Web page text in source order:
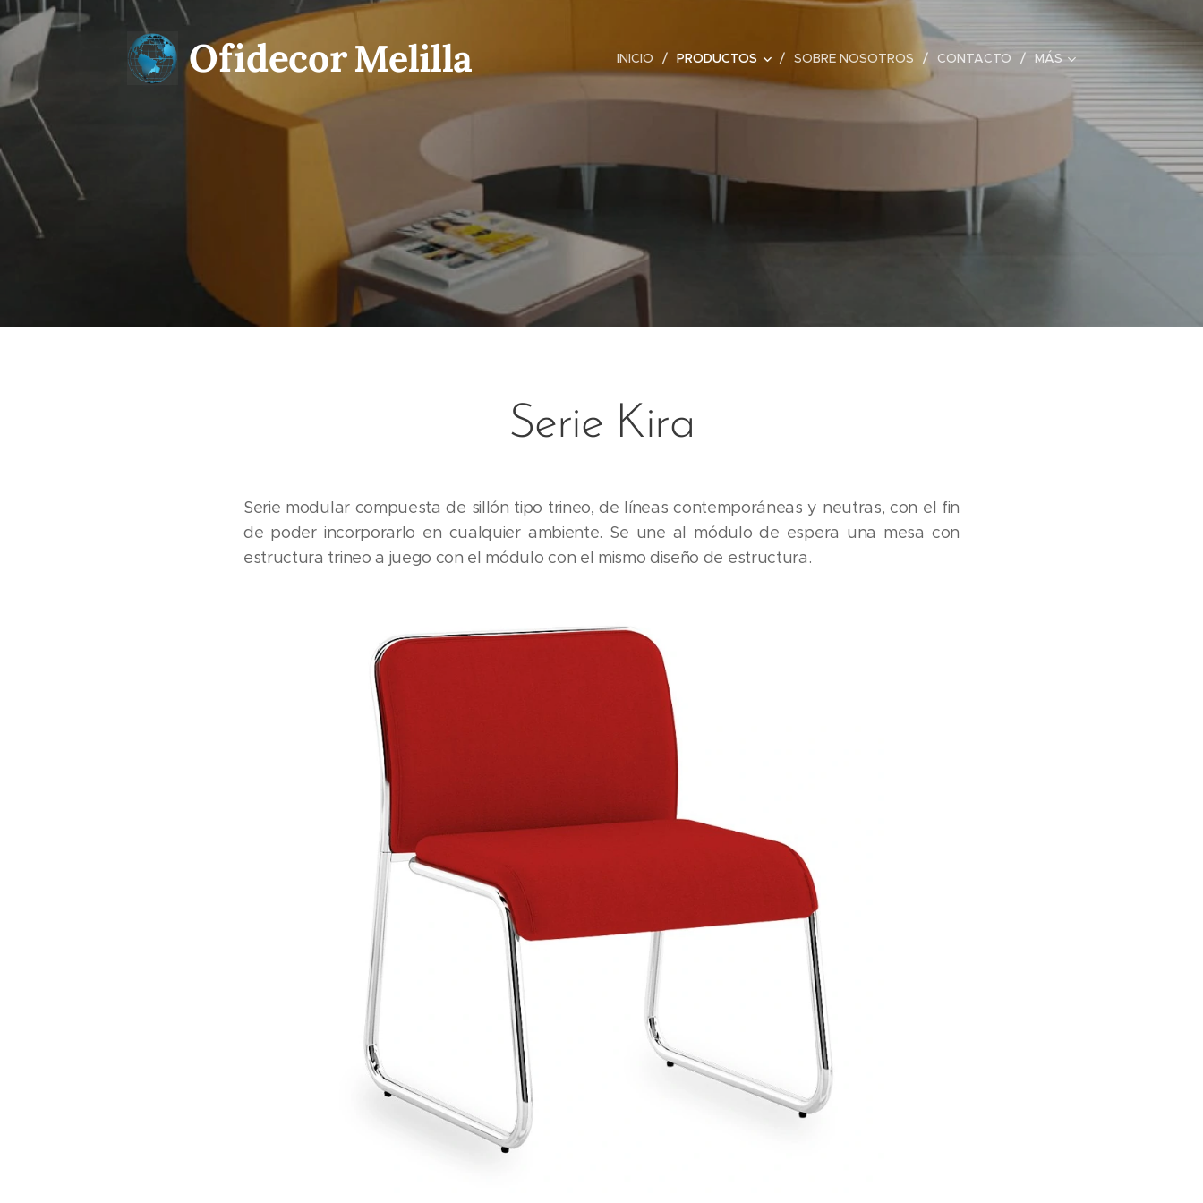
OfidecorMelilla INICIO PRODUCTOS SOBRE NOSOTROS CONTACTO MÁS
Serie Kira
Serie modular compuesta de sillón tipo trineo, de líneas contemporáneas y neutras, con el fin
de poder incorporarlo en cualquier ambiente. Se une al módulo de espera una mesa con
estructura trineo a juego con el módulo con el mismo diseño de estructura.